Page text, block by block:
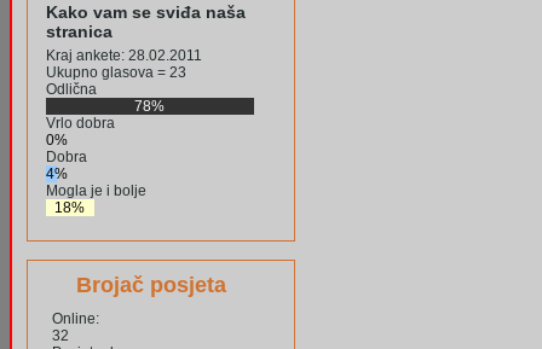
Kako vam se sviđa naša
stranica
Kraj ankete: 28.02.2011
Ukupno glasova = 23
Odlična
78%
Vrlo dobra
0%
Dobra
4%
Mogla je i bolje
18%
Brojač posjeta
Online:
32